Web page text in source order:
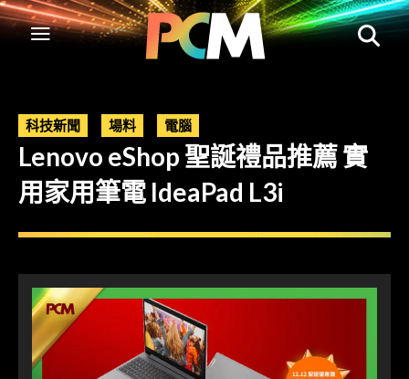
科技新聞 場料 電腦
Lenovo eShop 聖誕禮品推薦 實
用家用筆電 ldeaPad L3i